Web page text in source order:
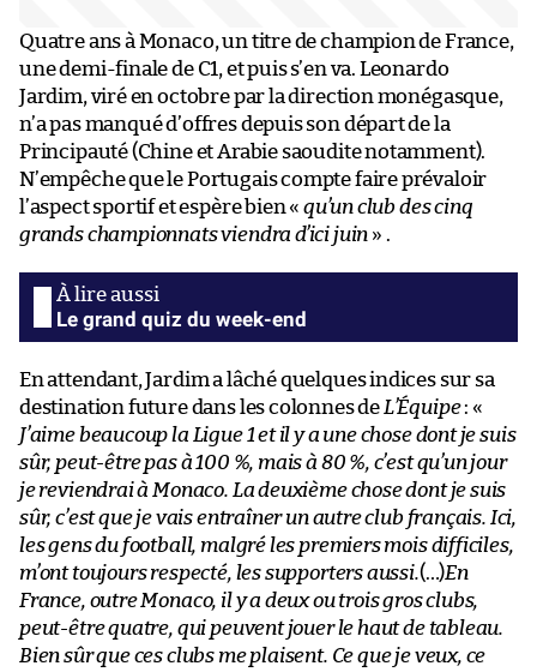
Quatre ans à Monaco, un titre de champion de France,
une demi-finale de C1, et puis s’en va. Leonardo
Jardim, viré en octobre par la direction monégasque,
n’a pas manqué d’offres depuis son départ de la
Principauté (Chine et Arabie saoudite notamment).
N’empêche que le Portugais compte faire prévaloir
l’aspect sportif et espère bien « qu’un club des cinq
grands championnats viendra d’ici juin » .
Le grand quiz du week-end
En attendant, Jardim a lâché quelques indices sur sa
destination future dans les colonnes de L’Équipe: «
J’aime beaucoup la Ligue 1 et il y a une chose dont je suis
sûr, peut-être pas à 100 %, mais à 80 %, c’est qu’un jour
je reviendrai à Monaco. La deuxième chose dont je suis
sûr, c’est que je vais entraîner un autre club français. Ici,
les gens du football, malgré les premiers mois difficiles,
m’ont toujours respecté, les supporters aussi.(…)En
France, outre Monaco, il y a deux ou trois gros clubs,
peut-être quatre, qui peuvent jouer le haut de tableau.
Bien sûr que ces clubs me plaisent. Ce que je veux, ce